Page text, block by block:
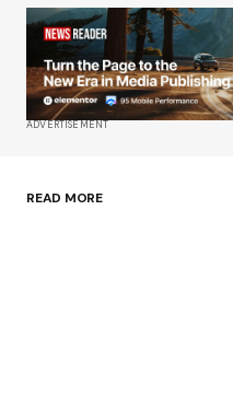
Su nombre*
Tu correo electrónico*
haga un comentario.
ADVERTISEMENT
READ MORE